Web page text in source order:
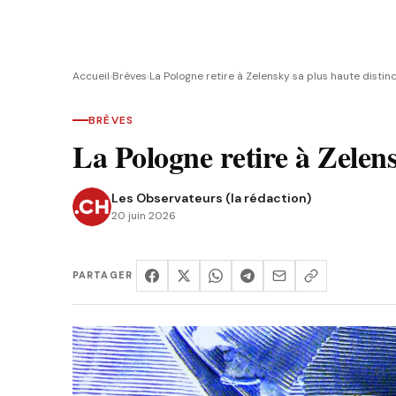
Accueil›Brèves›La Pologne retire à Zelensky sa plus haute
BRÈVES
La Pologne retire à
Les Observateurs (la rédaction)
20 juin 2026
PARTAGER